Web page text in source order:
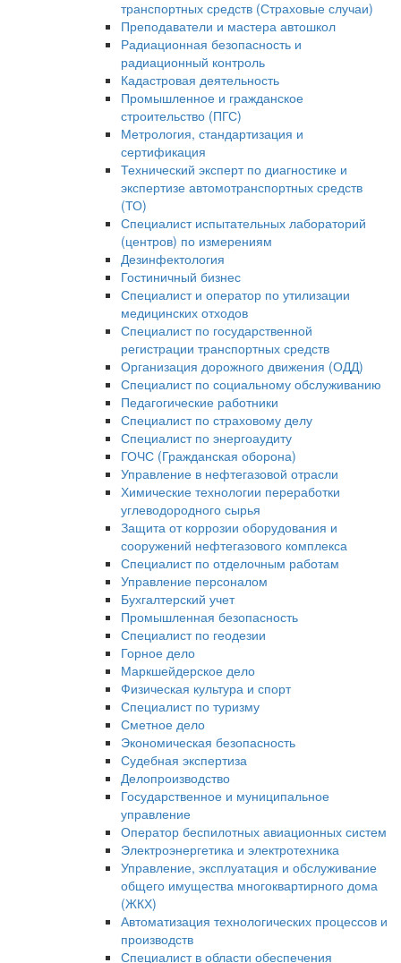
транспортных средств (Страховые случаи)
Преподаватели и мастера автошкол
Радиационная безопасность и
радиационный контроль
Кадастровая деятельность
Промышленное и гражданское
строительство (ПГС)
Метрология, стандартизация и
сертификация
Технический эксперт по диагностике и
экспертизе автомотранспортных средств
(ТО)
Специалист испытательных лабораторий
(центров) по измерениям
Дезинфектология
Гостиничный бизнес
Специалист и оператор по утилизации
медицинских отходов
Специалист по государственной
регистрации транспортных средств
Организация дорожного движения (ОДД)
Специалист по социальному обслуживанию
Педагогические работники
Специалист по страховому делу
Специалист по энергоаудиту
ГОЧС (Гражданская оборона)
Управление в нефтегазовой отрасли
Химические технологии переработки
углеводородного сырья
Защита от коррозии оборудования и
сооружений нефтегазового комплекса
Специалист по отделочным работам
Управление персоналом
Бухгалтерский учет
Промышленная безопасность
Специалист по геодезии
Горное дело
Маркшейдерское дело
Физическая культура и спорт
Специалист по туризму
Сметное дело
Экономическая безопасность
Судебная экспертиза
Делопроизводство
Государственное и муниципальное
управление
Оператор беспилотных авиационных систем
Электроэнергетика и электротехника
Управление, эксплуатация и обслуживание
общего имущества многоквартирного дома
(ЖКХ)
Автоматизация технологических процессов и
производств
Специалист в области обеспечения